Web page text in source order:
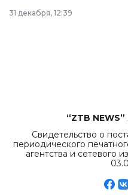
в Астане из
республиканского
31 декабря, 12:39
“ZTB
Свидетельство о
периодического
агентства и сетевого